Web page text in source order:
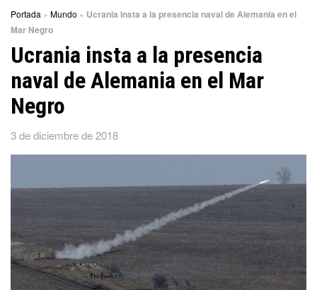
Portada » Mundo » Ucrania insta a la presencia naval de Alemania en el
Mar Negro
Ucrania insta a la presencia
naval de Alemania en el Mar
Negro
3 de diciembre de 2018